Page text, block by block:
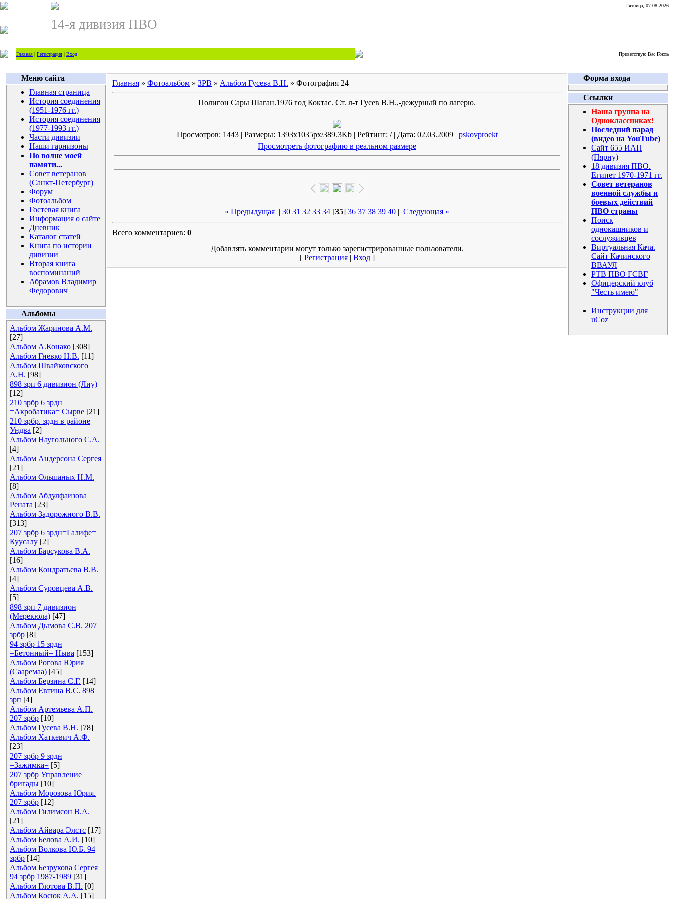
Пятница, 07.08.2026
14-я дивизия ПВО
Главная | Регистрация | Вход Приветствую Вас Гость
Меню сайта
Главная страница
История соединения
(1951-1976 гг.)
История соединения
(1977-1993 гг.)
Части дивизии
Наши гарнизоны
По волне моей
памяти...
Совет ветеранов
(Санкт-Петербург)
Форум
Фотоальбом
Гостевая книга
Информация о сайте
Дневник
Каталог статей
Книга по истории
дивизии
Вторая книга
воспоминаний
Абрамов Владимир
Федорович
Альбомы
Альбом Жаринова А.М.
[27]
Альбом А.Конако [308]
Альбом Гневко Н.В. [11]
Альбом Швайковского
А.Н. [98]
898 зрп 6 дивизион (Лиу)
[12]
210 зрбр 6 зрдн
=Акробатика= Сырве [21]
210 зрбр. зрдн в районе
Ундва [2]
Альбом Наугольного С.А.
[4]
Альбом Андерсона Сергея
[21]
Альбом Ольшаных Н.М.
[8]
Альбом Абдулфаизова
Рената [23]
Альбом Задорожного В.В.
[313]
207 зрбр 6 зрдн=Галифе=
Куусалу [2]
Альбом Барсукова В.А.
[16]
Альбом Кондратьева В.В.
[4]
Альбом Суровцева А.В.
[5]
898 зрп 7 дивизион
(Мерекюла) [47]
Альбом Дымова С.В. 207
зрбр [8]
94 зрбр 15 зрдн
=Бетонный= Ныва [153]
Альбом Рогова Юрия
(Сааремаа) [45]
Альбом Берзина С.Г. [14]
Альбом Евтина В.С. 898
зрп [4]
Альбом Артемьева А.П.
207 зрбр [10]
Альбом Гусева В.Н. [78]
Альбом Хаткевич А.Ф.
[23]
207 зрбр 9 зрдн
=Зажимка= [5]
207 зрбр Управление
бригады [10]
Альбом Морозова Юрия.
207 зрбр [12]
Альбом Гилимсон В.А.
[21]
Альбом Айвара Элстс [17]
Альбом Белова А.И. [10]
Альбом Волкова Ю.Б. 94
зрбр [14]
Альбом Безрукова Сергея
94 зрбр 1987-1989 [31]
Альбом Глотова В.П. [0]
Альбом Косюк А.А. [15]
Главная » Фотоальбом » ЗРВ » Альбом Гусева В.Н. » Фотография 24
Полигон Сары Шаган.1976 год Коктас. Ст. л-т Гусев В.Н.,-дежурный по лагерю.
Просмотров: 1443 | Размеры: 1393x1035px/389.3Kb | Рейтинг: / | Дата: 02.03.2009 | pskovproekt
Просмотреть фотографию в реальном размере
« Предыдущая | 30 31 32 33 34 [35] 36 37 38 39 40 | Следующая »
Всего комментариев: 0
Добавлять комментарии могут только зарегистрированные пользователи.
[ Регистрация| Вход]
Форма входа
Ссылки
Наша группа на
Одноклассниках!
Последний парад
(видео на YouTube)
Сайт 655 ИАП
(Пярну)
18 дивизия ПВО.
Египет 1970-1971 гг.
Совет ветеранов
военной службы и
боевых действий
ПВО страны
Поиск
однокашников и
сослуживцев
Виртуальная Кача.
Сайт Качинского
ВВАУЛ
РТВ ПВО ГСВГ
Офицерский клуб
"Честь имею"
Инструкции для
uCoz